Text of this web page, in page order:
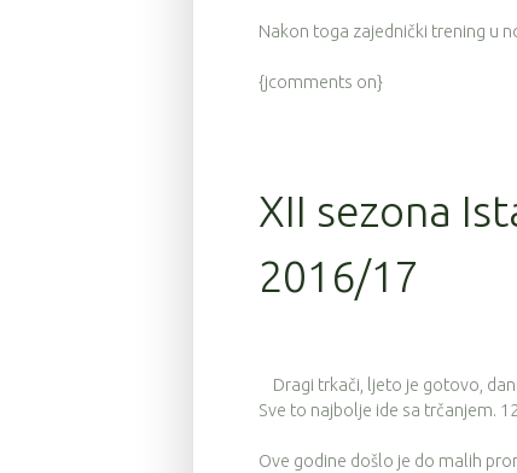
Nakon toga zajednički trening u
{jcomments on}
XII sezona
2016/17
Dragi trkači, ljeto je gotovo,
Sve to najbolje ide sa trčanjem.
Ove godine došlo je do malih